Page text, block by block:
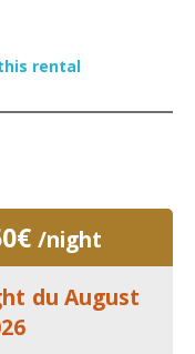
rental
/night
du August